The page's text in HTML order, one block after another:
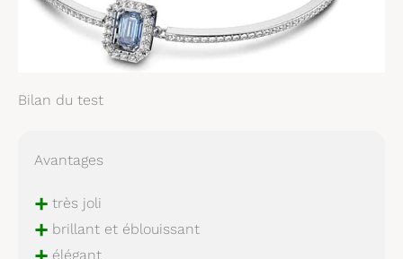
Bilan du test
Avantages
+très joli
+brillant et éblouissant
élégant